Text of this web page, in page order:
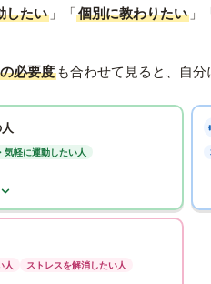
したい 」「個別に教わりたい 」
必要度 も合わせて見ると、自分
気軽に運動したい人
人 ストレスを解消したい人